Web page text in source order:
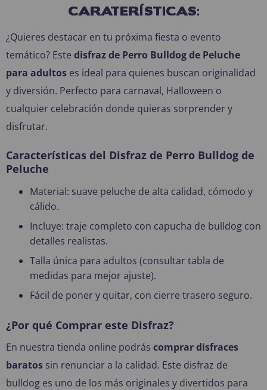
CARATERÍSTICAS:
¿Quieres destacar en tu próxima fiesta o evento
temático? Este disfraz de Perro Bulldog de Peluche
para adultos es ideal para quienes buscan originalidad
y diversión. Perfecto para carnaval, Halloween o
cualquier celebración donde quieras sorprender y
disfrutar.
Características del Disfraz de Perro Bulldog de
Peluche
Material: suave peluche de alta calidad, cómodo y
cálido.
Incluye: traje completo con capucha de bulldog con
detalles realistas.
Talla única para adultos (consultar tabla de
medidas para mejor ajuste).
Fácil de poner y quitar, con cierre trasero seguro.
¿Por qué Comprar este Disfraz?
En nuestra tienda online podrás comprar disfraces
baratos sin renunciar a la calidad. Este disfraz de
bulldog es uno de los más originales y divertidos para